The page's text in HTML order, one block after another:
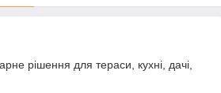
рішення для тераси, кухні, дачі,